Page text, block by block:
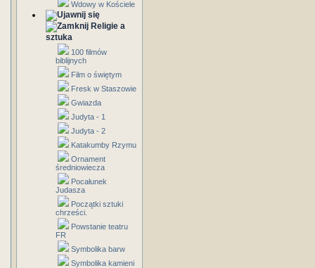
Wdowy w Kościele
Religie a
sztuka
100 filmów
biblijnych
Film o świętym
Fresk w Staszowie
Gwiazda
Judyta - 1
Judyta - 2
Katakumby Rzymu
Ornament
średniowiecza
Pocałunek
Judasza
Początki sztuki
chrześci.
Powstanie teatru
FR
Symbolika barw
Symbolika kamieni